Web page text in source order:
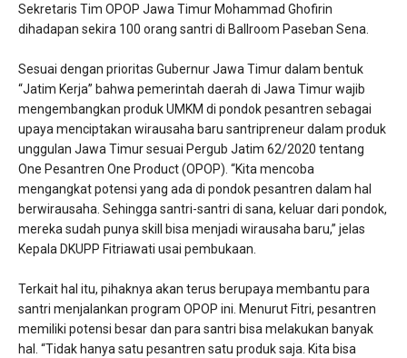
Sekretaris Tim OPOP Jawa Timur Mohammad Ghofirin
dihadapan sekira 100 orang santri di Ballroom Paseban Sena.
Sesuai dengan prioritas Gubernur Jawa Timur dalam bentuk
“Jatim Kerja” bahwa pemerintah daerah di Jawa Timur wajib
mengembangkan produk UMKM di pondok pesantren sebagai
upaya menciptakan wirausaha baru santripreneur dalam produk
unggulan Jawa Timur sesuai Pergub Jatim 62/2020 tentang
One Pesantren One Product (OPOP). “Kita mencoba
mengangkat potensi yang ada di pondok pesantren dalam hal
berwirausaha. Sehingga santri-santri di sana, keluar dari pondok,
mereka sudah punya skill bisa menjadi wirausaha baru,” jelas
Kepala DKUPP Fitriawati usai pembukaan.
Terkait hal itu, pihaknya akan terus berupaya membantu para
santri menjalankan program OPOP ini. Menurut Fitri, pesantren
memiliki potensi besar dan para santri bisa melakukan banyak
hal. “Tidak hanya satu pesantren satu produk saja. Kita bisa